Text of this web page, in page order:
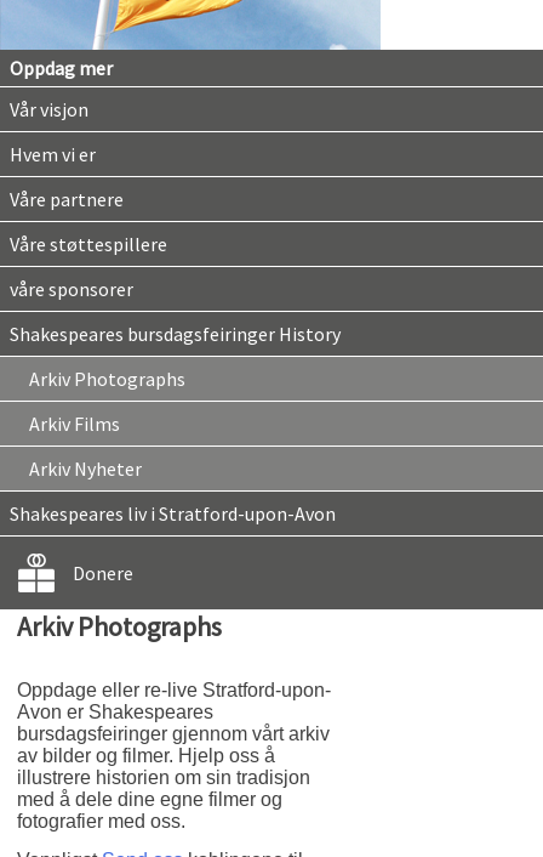
Oppdag mer
Vår visjon
Hvem vi er
Våre partnere
Våre støttespillere
våre sponsorer
Shakespeares bursdagsfeiringer History
Arkiv Photographs
Arkiv Films
Arkiv Nyheter
Shakespeares liv i Stratford-upon-Avon
Donere
Arkiv Photographs
Oppdage eller re-live Stratford-upon-
Avon er Shakespeares
bursdagsfeiringer gjennom vårt arkiv
av bilder og filmer. Hjelp oss å
illustrere historien om sin tradisjon
med å dele dine egne filmer og
fotografier med oss.